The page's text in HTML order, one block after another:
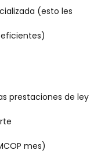
(esto les
prestaciones de ley
mes)